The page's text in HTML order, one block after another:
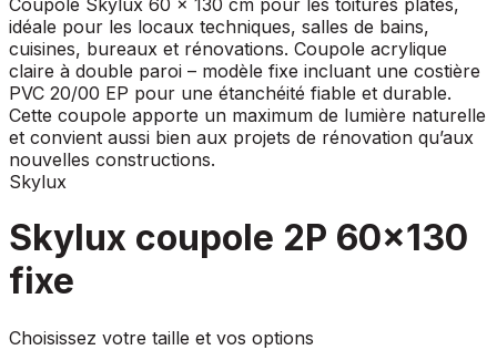
idéale pour les locaux techniques, salles de bains,
cuisines, bureaux et rénovations. Coupole acrylique
claire à double paroi – modèle fixe incluant une costière
PVC 20/00 EP pour une étanchéité fiable et durable.
Cette coupole apporte un maximum de lumière naturelle
et convient aussi bien aux projets de rénovation qu’aux
nouvelles constructions.
Skylux
Skylux coupole 2P 60x130
fixe
Choisissez votre taille et vos options